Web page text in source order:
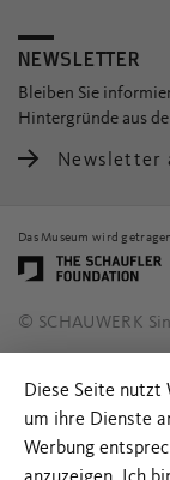
NEWSLETTER
Bleiben Sie
Hintergründe aus
Newsletter
Das Museum wird
© SCHAUWERK
Diese Seite nutzt
um ihre Dienste
Werbung